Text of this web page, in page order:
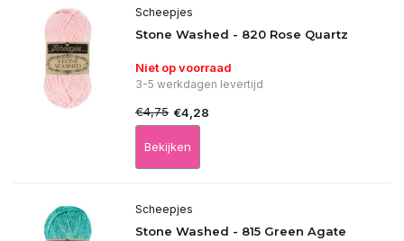
Scheepjes
Stone Washed - 820 Rose Quartz
Niet op voorraad
3-5 werkdagen levertijd
€4,75 €4,28
Bekijken
Scheepjes
Stone Washed - 815 Green Agate